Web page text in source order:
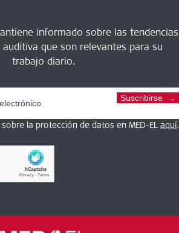
informado sobre las tendencias
que son relevantes para su
trabajo diario.
Suscribirse
la protección de datos en MED-EL aquí.